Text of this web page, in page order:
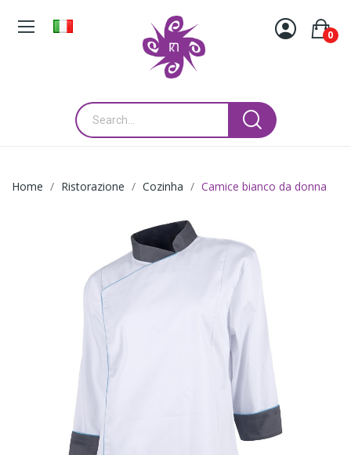
0
Home Ristorazione Cozinha Camice bianco da donna